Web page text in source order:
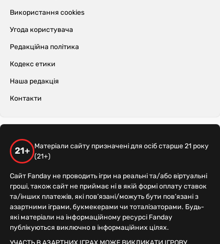
Використання cookies
Угода користувача
Редакційна політика
Кодекс етики
Наша редакція
Контакти
21+
Матеріали сайту призначені для осіб старше 21 року
(21+)
Сайт Fanday не проводить ігри на реальні та/або віртуальні
гроші, також сайт не приймає ні в якій формі оплату ставок
та/інших платежів, які пов’язані/можуть бути пов’язані з
азартними іграми, букмекерами чи тоталізаторами. Будь-
які матеріали на інформаційному ресурсі Fanday
публікуються виключно в інформаційних цілях.